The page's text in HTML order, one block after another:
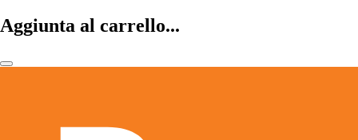
Aggiunta al carrello...